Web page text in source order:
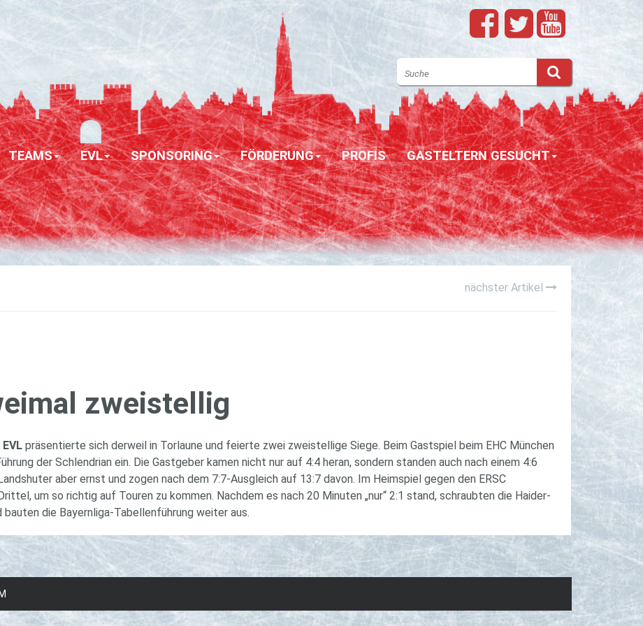
TEAMS EVL SPONSORING FÖRDERUNG PROFIS GASTELTERN GESUCHT
nächster Artikel
zwei­stel­lig
präsentierte sich derweil in Torlaune und feierte zwei zweistellige Siege. Beim Gastspiel beim EHC München
der Schlendrian ein. Die Gastgeber kamen nicht nur auf 4:4 heran, sondern standen auch nach einem 4:6
aber ernst und zogen nach dem 7:7-Ausgleich auf 13:7 davon. Im Heimspiel gegen den ERSC
um so richtig auf Touren zu kommen. Nachdem es nach 20 Minuten „nur“ 2:1 stand, schraubten die Haider-
die Bayernliga-Tabellenführung weiter aus.